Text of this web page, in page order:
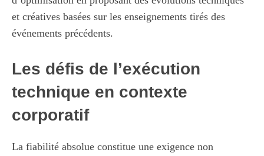
et créatives basées sur les enseignements tirés des
événements précédents.
Les défis de l’exécution
technique en contexte
corporatif
La fiabilité absolue constitue une exigence non